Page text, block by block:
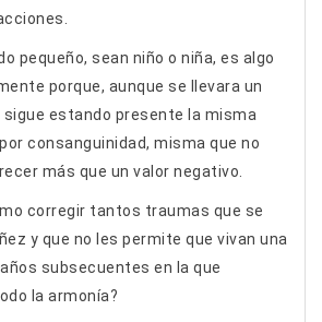
pequeño, sean niño o niña, es algo
porque, aunque se llevara un
estando presente la misma
consanguinidad, misma que no
más que un valor negativo.
corregir tantos traumas que se
y que no les permite que vivan una
subsecuentes en la que
la armonía?